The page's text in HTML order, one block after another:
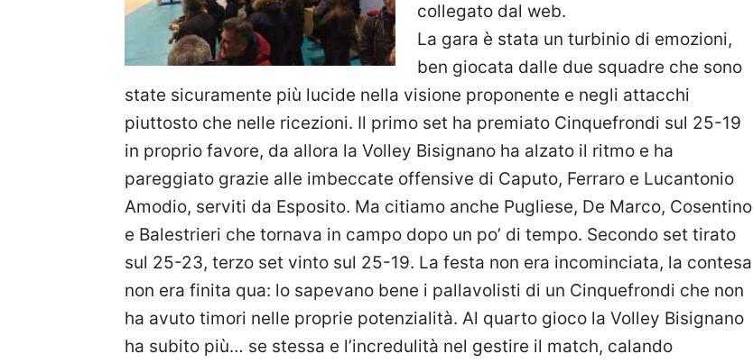
collegato dal web.
La gara è stata un turbinio di emozioni,
ben giocata dalle due squadre che sono
state sicuramente più lucide nella visione proponente e negli attacchi
piuttosto che nelle ricezioni. Il primo set ha premiato Cinquefrondi sul 25-19
in proprio favore, da allora la Volley Bisignano ha alzato il ritmo e ha
pareggiato grazie alle imbeccate offensive di Caputo, Ferraro e Lucantonio
Amodio, serviti da Esposito. Ma citiamo anche Pugliese, De Marco, Cosentino
e Balestrieri che tornava in campo dopo un po’ di tempo. Secondo set tirato
sul 25-23, terzo set vinto sul 25-19. La festa non era incominciata, la contesa
non era finita qua: lo sapevano bene i pallavolisti di un Cinquefrondi che non
ha avuto timori nelle proprie potenzialità. Al quarto gioco la Volley Bisignano
ha subito più… se stessa e l’incredulità nel gestire il match, calando